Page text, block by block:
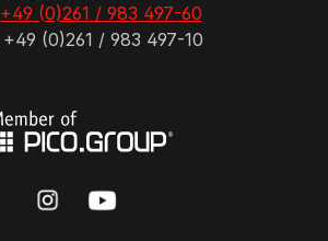
+49 (0)261 / 983 497-60
+49 (0)261 / 983 497-10